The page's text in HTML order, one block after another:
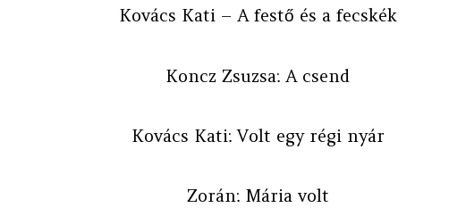
Kovács Kati – A festő és a fecskék
Koncz Zsuzsa: A csend
Kovács Kati: Volt egy régi nyár
Zorán: Mária volt